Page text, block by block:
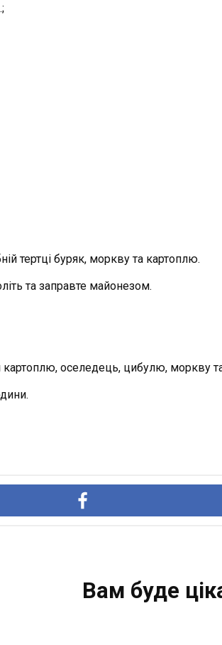
тертці буряк, моркву та картоплю.
та заправте майонезом.
оселедець, цибулю, моркву
Вам буде